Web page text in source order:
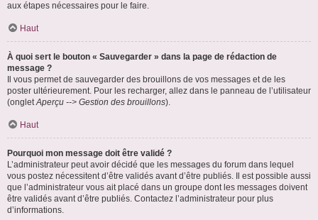
aux étapes nécessaires pour le faire.
Haut
À quoi sert le bouton « Sauvegarder » dans la page de rédaction de
message ?
Il vous permet de sauvegarder des brouillons de vos messages et de les
poster ultérieurement. Pour les recharger, allez dans le panneau de l’utilisateur
(ongletAperçu --> Gestion des brouillons).
Haut
Pourquoi mon message doit être validé ?
L’administrateur peut avoir décidé que les messages du forum dans lequel
vous postez nécessitent d’être validés avant d’être publiés. Il est possible aussi
que l’administrateur vous ait placé dans un groupe dont les messages doivent
être validés avant d’être publiés. Contactez l’administrateur pour plus
d’informations.